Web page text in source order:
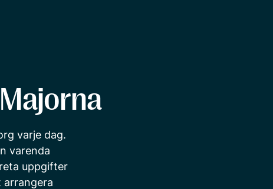
varje dag.
varenda
uppgifter
arrangera